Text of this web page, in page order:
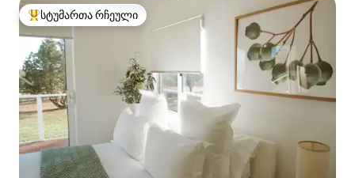
სტუმართა რჩეული მოწინავე ვარიანტი
სტუმართა რჩეული